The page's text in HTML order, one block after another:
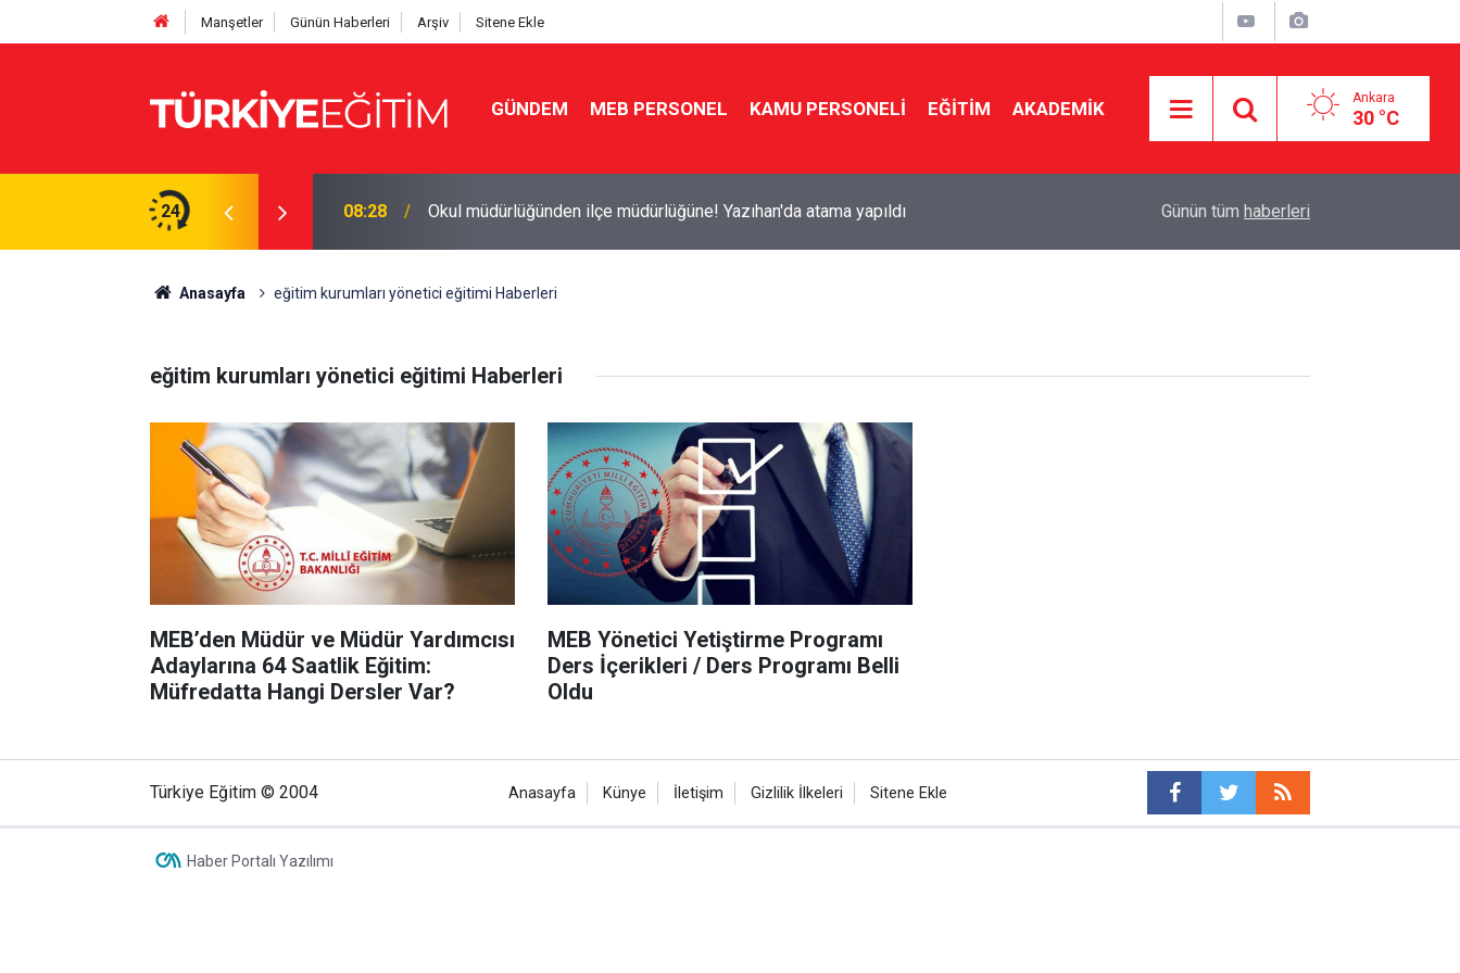
Manşetler Günün Haberleri Arşiv Sitene Ekle
GÜNDEM MEB PERSONEL KAMU PERSONELİ EĞİTİM AKADEMİK Ankara
30 °C
24
hakkında rüşvet soruşturması 08:28 Okul müdürlüğünden ilçe müdürlüğüne! Yazıhan'da atama yapıldı 8 yılda 29 kat arttı! Vakıf üniversitesi ücretleri
Günün tüm haberleri
Anasayfa eğitim kurumları yönetici eğitimi Haberleri
eğitim kurumları yönetici eğitimi Haberleri
MEB’den Müdür ve Müdür Yardımcısı
Adaylarına 64 Saatlik Eğitim:
Müfredatta Hangi Dersler Var?
MEB Yönetici Yetiştirme Programı
Ders İçerikleri / Ders Programı Belli
Oldu
Türkiye Eğitim © 2004 Anasayfa Künye İletişim Gizlilik İlkeleri Sitene Ekle
Haber Portalı Yazılımı